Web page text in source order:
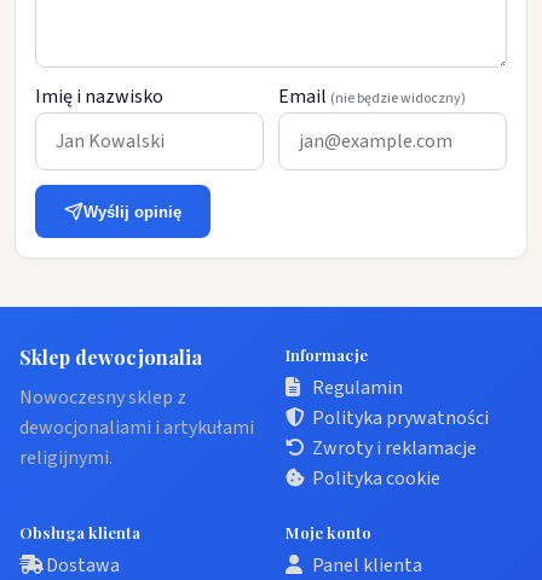
Imię i nazwisko Email (nie będzie widoczny)
Wyślij opinię
Sklep dewocjonalia
Nowoczesny sklep z
dewocjonaliami i artykułami
religijnymi.
Informacje
Regulamin
Polityka prywatności
Zwroty i reklamacje
Polityka cookie
Obsługa klienta
Dostawa
Moje konto
Panel klienta